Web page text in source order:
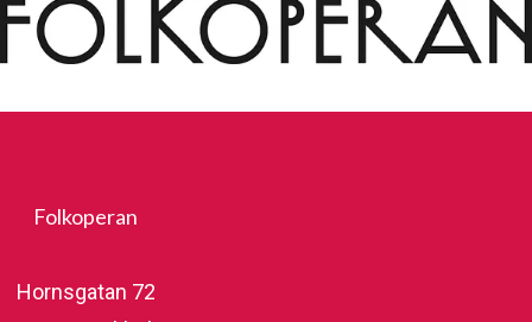
Folkoperan
Hornsgatan 72